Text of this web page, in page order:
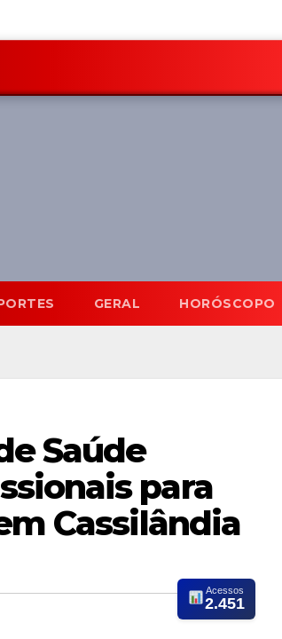
GERAL HORÓSCOPO
Saúde
para
Cassilândia
Acessos
2.451